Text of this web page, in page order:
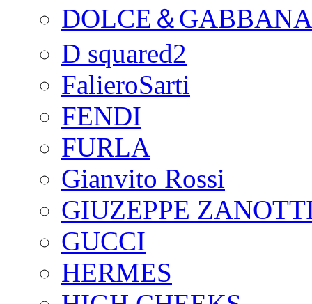
DOLCE＆GABBANA
D squared2
FalieroSarti
FENDI
FURLA
Gianvito Rossi
GIUZEPPE
GUCCI
HERMES